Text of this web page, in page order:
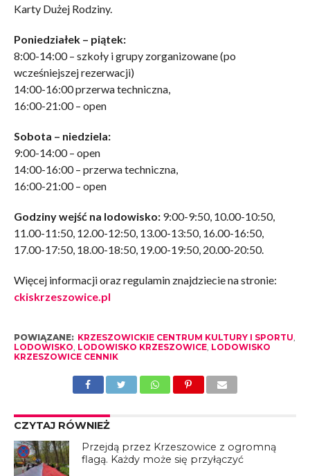
Karty Dużej Rodziny.
Poniedziałek – piątek:
8:00-14:00 – szkoły i grupy zorganizowane (po
wcześniejszej rezerwacji)
14:00-16:00 przerwa techniczna,
16:00-21:00 – open
Sobota – niedziela:
9:00-14:00 – open
14:00-16:00 – przerwa techniczna,
16:00-21:00 – open
Godziny wejść na lodowisko:9:00-9:50, 10.00-10:50,
11.00-11:50, 12.00-12:50, 13.00-13:50, 16.00-16:50,
17.00-17:50, 18.00-18:50, 19.00-19:50, 20.00-20:50.
Więcej informacji oraz regulamin znajdziecie na stronie:
ckiskrzeszowice.pl
POWIĄZANE: KRZESZOWICKIE CENTRUM KULTURY I SPORTU,
LODOWISKO, LODOWISKO KRZESZOWICE, LODOWISKO
KRZESZOWICE CENNIK
CZYTAJ RÓWNIEŻ
Przejdą przez Krzeszowice z ogromną
flagą. Każdy może się przyłączyć